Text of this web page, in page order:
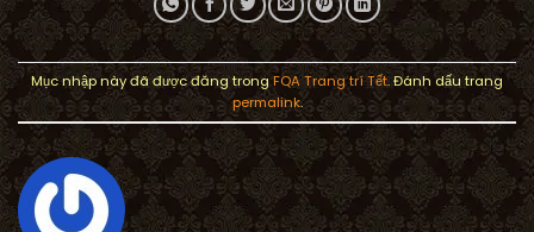
Mục nhập này đã được đăng trongFQA Trang trí Tết. Đánh dấu trang
permalink.